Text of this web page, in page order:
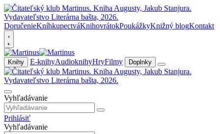
DoručenieKníhkupectváKnihovrátokPoukážkyKnižný blogKontakt
Knihy E-knihyAudioknihyHryFilmy Doplnky
Vyhľadávanie
Prihlásiť
Vyhľadávanie